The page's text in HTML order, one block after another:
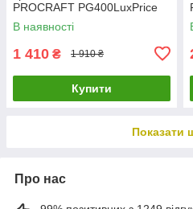
PROCRAFT PG400LuxPrice
В наявності
1 410 ₴ 1 910 ₴
Купити
Показати
Про нас